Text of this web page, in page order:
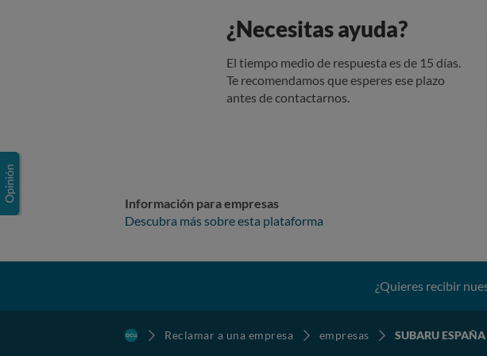
¿Necesitas ayuda?
El tiempo medio de respuesta es de 15 días.
Te recomendamos que esperes ese plazo
antes de contactarnos.
Información para empresas
Descubra más sobre esta plataforma
¿Quieres recibir
Reclamar a una empresa empresas SUBARU ESPAÑA